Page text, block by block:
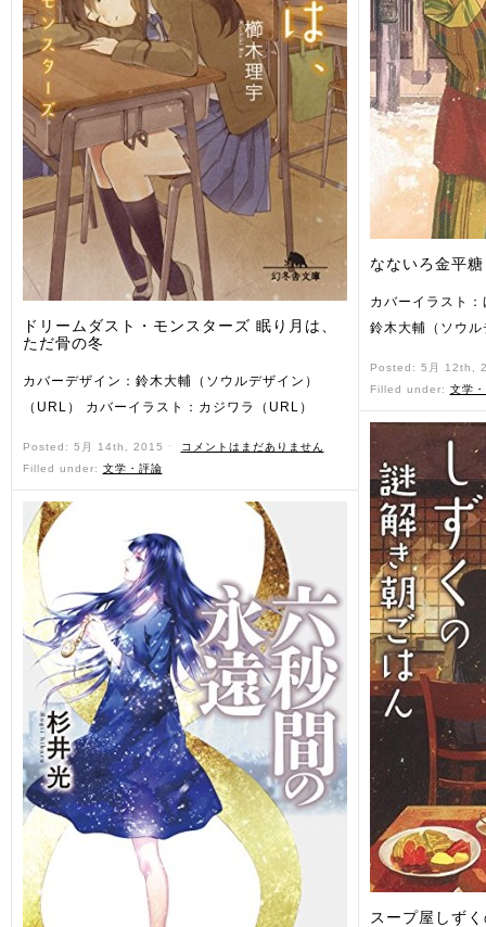
ドリームダスト・モンスターズ 眠り月は、
ただ骨の冬
カバーデザイン：鈴木大輔（ソウルデザイン）
（URL） カバーイラスト：カジワラ（URL）
Posted: 5月 14th, 2015 ˑ
コメントはまだありません
Filled under: 文学・評論
なないろ金平
カバーイラスト
鈴木大輔（ソウ
Posted: 5月 12th,
Filled under: 文学
スープ屋しず